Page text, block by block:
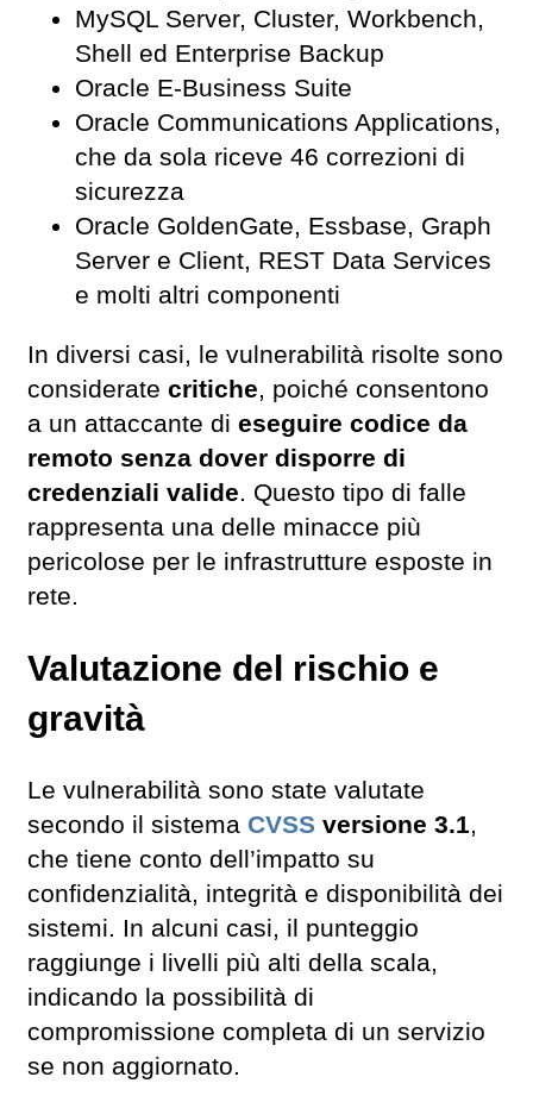
MySQL Server, Cluster, Workbench,
Shell ed Enterprise Backup
Oracle E-Business Suite
Oracle Communications Applications,
che da sola riceve 46 correzioni di
sicurezza
Oracle GoldenGate, Essbase, Graph
Server e Client, REST Data Services
e molti altri componenti
In diversi casi, le vulnerabilità risolte sono
considerate critiche, poiché consentono
a un attaccante di eseguire codice da
remoto senza dover disporre di
credenziali valide. Questo tipo di falle
rappresenta una delle minacce più
pericolose per le infrastrutture esposte in
rete.
Valutazione del rischio e
gravità
Le vulnerabilità sono state valutate
secondo il sistema CVSS versione 3.1,
che tiene conto dell’impatto su
confidenzialità, integrità e disponibilità dei
sistemi. In alcuni casi, il punteggio
raggiunge i livelli più alti della scala,
indicando la possibilità di
compromissione completa di un servizio
se non aggiornato.